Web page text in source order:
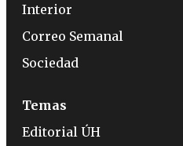
Interior
Correo Semanal
Sociedad
Temas
Editorial ÚH